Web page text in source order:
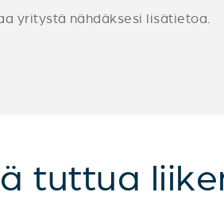
yritystä nähdäksesi lisätietoa.
tuttua